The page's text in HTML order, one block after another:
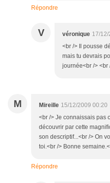
Répondre
V véronique 17/
<br /> Il pousse
mais tu devrais
journée<br /> <br
M Mireille 15/12/2009 00:20
<br /> Je connaissais pas
découvrir par cette
son descriptif...<br /> On
toi.<br /> Bonne
Répondre